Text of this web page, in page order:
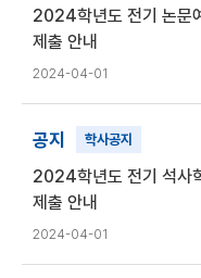
2024학년도 전기 논문
제출 안내
2024-04-01
공지 학사공지
2024학년도 전기 석사
제출 안내
2024-04-01